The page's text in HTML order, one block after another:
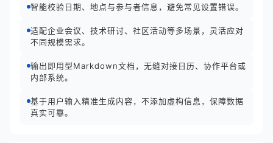
智能校验日期、地点与参与者信息，避免常见设置错误。
适配企业会议、技术研讨、社区活动等多场景，灵活应对
不同规模需求。
输出即用型Markdown文档，无缝对接日历、协作平台或
内部系统。
基于用户输入精准生成内容，不添加虚构信息，保障数据
真实可靠。